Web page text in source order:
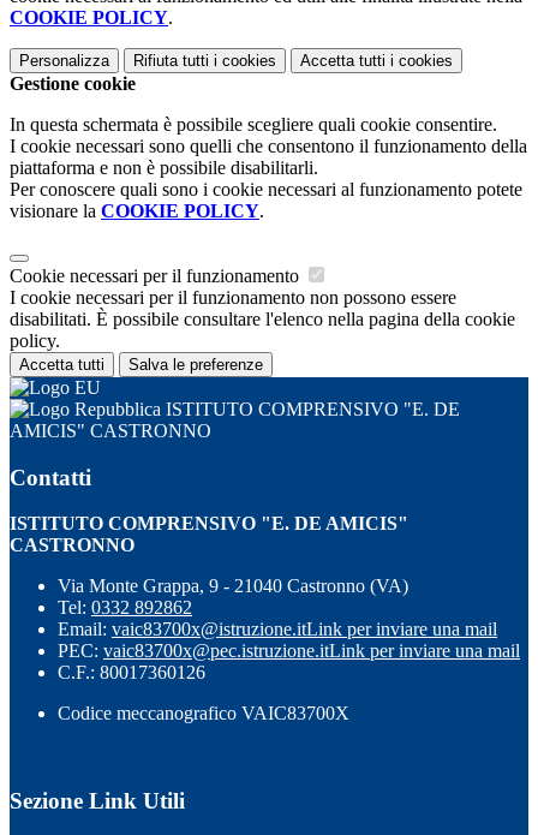
COOKIE POLICY.
Personalizza Rifiuta tutti i cookies Accetta tutti i cookies
Gestione cookie
In questa schermata è possibile scegliere quali cookie consentire.
I cookie necessari sono quelli che consentono il funzionamento della
piattaforma e non è possibile disabilitarli.
Per conoscere quali sono i cookie necessari al funzionamento potete
visionare la COOKIE POLICY.
Cookie necessari per il funzionamento
I cookie necessari per il funzionamento non possono essere
disabilitati. È possibile consultare l'elenco nella pagina della cookie
policy.
Accetta tutti Salva le preferenze
ISTITUTO COMPRENSIVO "E. DE
AMICIS" CASTRONNO
Contatti
ISTITUTO COMPRENSIVO "E. DE AMICIS"
CASTRONNO
Via Monte Grappa, 9 - 21040 Castronno (VA)
Tel: 0332 892862
Email: vaic83700x@istruzione.itLink per inviare una mail
PEC: vaic83700x@pec.istruzione.itLink per inviare una mail
C.F.: 80017360126
Codice meccanografico VAIC83700X
Sezione Link Utili